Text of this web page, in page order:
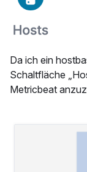
Da ich ein
Schaltfläche
Metricbeat